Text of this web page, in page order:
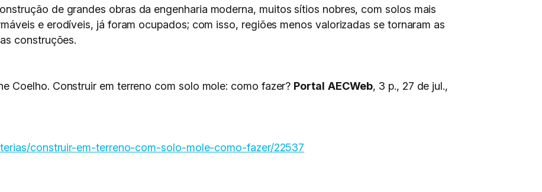
de grandes obras da engenharia moderna, muitos sítios nobres, com solos mais
e erodíveis, já foram ocupados; com isso, regiões menos valorizadas se tornaram as
construções.
Coelho. Construir em terreno com solo mole: como fazer? Portal AECWeb, 3 p., 27 de jul.,
construir-em-terreno-com-solo-mole-como-fazer/22537